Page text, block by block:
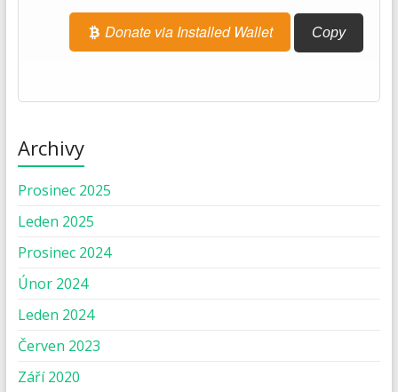
Donate via Installed Wallet Copy
Archivy
Prosinec 2025
Leden 2025
Prosinec 2024
Únor 2024
Leden 2024
Červen 2023
Září 2020